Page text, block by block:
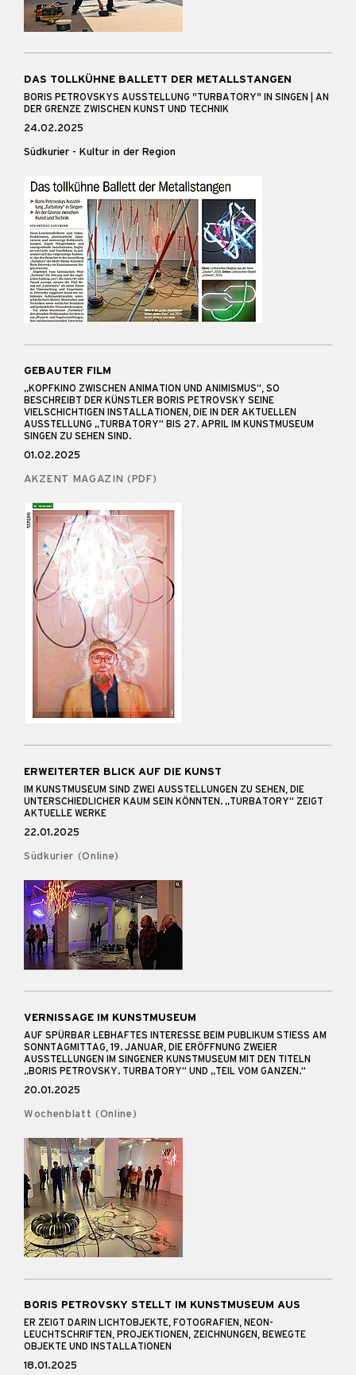
DAS TOLLKÜHNE BALLETT DER METALLSTANGEN
BORIS PETROVSKYS AUSSTELLUNG "TURBATORY" IN SINGEN | AN
DER GRENZE ZWISCHEN KUNST UND TECHNIK
24.02.2025
Südkurier - Kultur in der Region
GEBAUTER FILM
„KOPFKINO ZWISCHEN ANIMATION UND ANIMISMUS“, SO
BESCHREIBT DER KÜNSTLER BORIS PETROVSKY SEINE
VIELSCHICHTIGEN INSTALLATIONEN, DIE IN DER AKTUELLEN
AUSSTELLUNG „TURBATORY“ BIS 27. APRIL IM KUNSTMUSEUM
SINGEN ZU SEHEN SIND.
01.02.2025
AKZENT MAGAZIN (PDF)
ERWEITERTER BLICK AUF DIE KUNST
IM KUNSTMUSEUM SIND ZWEI AUSSTELLUNGEN ZU SEHEN, DIE
UNTERSCHIEDLICHER KAUM SEIN KÖNNTEN. „TURBATORY“ ZEIGT
AKTUELLE WERKE
22.01.2025
Südkurier (Online)
VERNISSAGE IM KUNSTMUSEUM
AUF SPÜRBAR LEBHAFTES INTERESSE BEIM PUBLIKUM STIESS AM S
ONNTAGMITTAG, 19. JANUAR, DIE ERÖFFNUNG ZWEIER A
USSTELLUNGEN IM SINGENER KUNSTMUSEUM MIT DEN TITELN „
BORIS PETROVSKY. TURBATORY“ UND „TEIL VOM GANZEN.“
20.01.2025
Wochenblatt (Online)
BORIS PETROVSKY STELLT IM KUNSTMUSEUM AUS
ER ZEIGT DARIN LICHTOBJEKTE, FOTOGRAFIEN, NEON-
LEUCHTSCHRIFTEN, PROJEKTIONEN, ZEICHNUNGEN, BEWEGTE
OBJEKTE UND INSTALLATIONEN
18.01.2025